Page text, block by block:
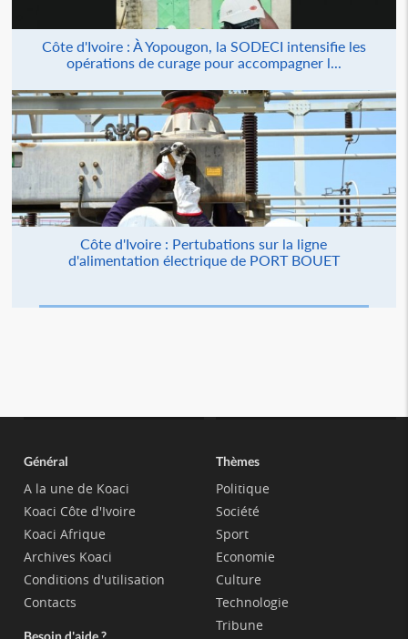
Côte d'Ivoire : À Yopougon, la SODECI intensifie les
opérations de curage pour accompagner l...
Côte d'Ivoire : Pertubations sur la ligne
d'alimentation électrique de PORT BOUET
Général
A la une de Koaci
Koaci Côte d'Ivoire
Koaci Afrique
Archives Koaci
Conditions d'utilisation
Contacts
Besoin d'aide ?
Thèmes
Politique
Société
Sport
Economie
Culture
Technologie
Tribune